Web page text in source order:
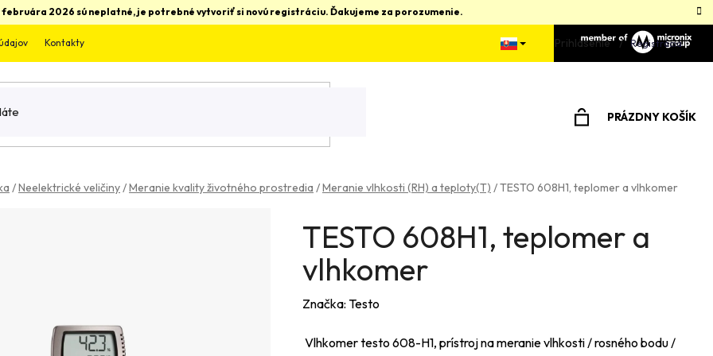
2026 sú neplatné, je potrebné vytvoriť si novú registráciu. Ďakujeme za porozumenie.
Kontakty Prihlásenie Registrácia
PRÁZDNY KOŠÍK
/Neelektrické veličiny/Meranie kvality životného prostredia /Meranie vlhkosti (RH) a teploty(T) /TESTO 608H1, teplomer a vlhkomer
TESTO 608H1, teplomer a
vlhkomer
Značka: Testo
Vlhkomer testo 608-H1, prístroj na meranie vlhkosti / rosného bodu /